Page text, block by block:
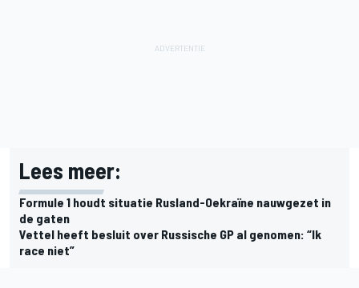
Lees meer:
Formule 1 houdt situatie Rusland-Oekraïne nauwgezet in
de gaten
Vettel heeft besluit over Russische GP al genomen: “Ik
race niet”